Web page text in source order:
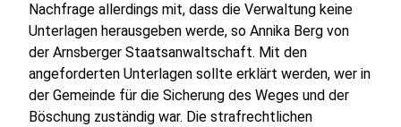
Nachfrage allerdings mit, dass die Verwaltung keine
Unterlagen herausgeben werde, so Annika Berg von
der Arnsberger Staatsanwaltschaft. Mit den
angeforderten Unterlagen sollte erklärt werden, wer in
der Gemeinde für die Sicherung des Weges und der
Böschung zuständig war. Die strafrechtlichen